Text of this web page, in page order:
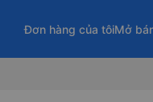
Đơn hàng của tôiMở